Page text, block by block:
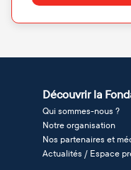
Découvrir la
Qui sommes-nous ?
Notre organisation
Nos partenaires et
Actualités / Espace